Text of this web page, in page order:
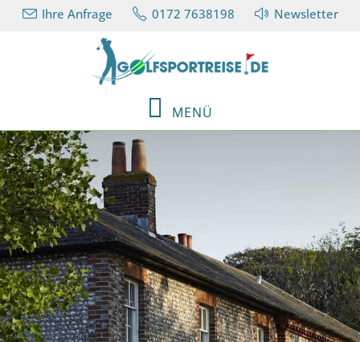
Ihre Anfrage 0172 7638198 Newsletter
MENÜ